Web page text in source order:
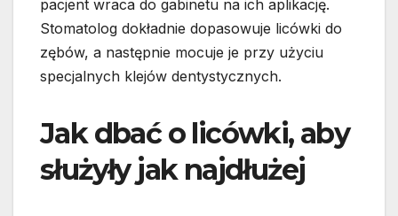
pacjent wraca do gabinetu na ich aplikację.
Stomatolog dokładnie dopasowuje licówki do
zębów, a następnie mocuje je przy użyciu
specjalnych klejów dentystycznych.
Jak dbać o licówki, aby
służyły jak najdłużej